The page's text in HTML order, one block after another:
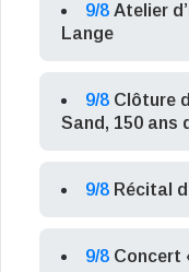
9/8 Atelier
Lange
9/8 Clôture
Sand, 150 ans
9/8 Récital
9/8 Concert